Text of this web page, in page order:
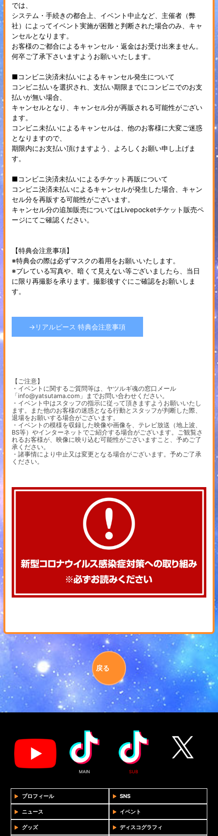
では、
システム・手続きの都合上、イベント中止など、主催者（弊
社）によってイベント実施が困難と判断された場合のみ、キャ
ンセルとなります。
お客様のご都合によるキャンセル・返金はお受け出来ません。
何卒ご了承下さいますようお願いいたします。
■コンビニ決済未払いによるキャンセル発生について
コンビニ払いを選択され、支払い期限までにコンビニでのお支
払いが無い場合、
キャンセルとなり、キャンセル分が再販される可能性がござい
ます。
コンビニ未払いによるキャンセルは、他のお客様に大変ご迷惑
となりますので、
期限内にお支払い頂けますよう、よろしくお願い申し上げま
す。
■コンビニ決済未払いによるチケット再販について
コンビニ決済未払いによるキャンセルが発生した場合、キャン
セル分を再販する可能性がございます。
キャンセル分の追加販売についてはLivepocketチケット販売ペ
ージにてご確認ください。
【特典会注意事項】
※特典会の際は必ずマスクの着用をお願いいたします。
※ブレている写真や、暗くて見えない等ございましたら、当日
に限り再撮影を承ります。撮影後すぐにご確認をお願いしま
す。
→リアルピース 特典会注意事項
【ご注意】
・イベントに関するご質問等は、ヤツルギ魂の窓口メール
「info@yatsutama.com」までお問い合わせください。
・イベント中はスタッフの指示に従って頂きますようお願いいたし
ます。また他のお客様の迷惑となる行動とスタッフが判断した際、
退場をお願いする場合がございます。
・イベントの模様を収録した映像や画像を、テレビ放送（地上波、
BS等）やインターネットでご紹介する場合がございます。ご観覧さ
れるお客様が、映像に映り込む可能性がございますこと、予めご了
承ください。
・諸事情により中止又は変更となる場合がございます。予めご了承
ください。
戻る
MAIN SUB
プロフィール SNS
ニュース イベント
グッズ ディスコグラフィ